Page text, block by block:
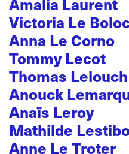
Victoria Le
Anna Le Corno
Tommy Lecot
Thomas Lelouch
Anouck
Anaïs Leroy
Mathilde
Anne Le Troter